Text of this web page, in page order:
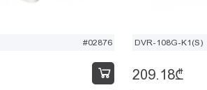
#02876 DVR-108G-K1(S)
209.18₾